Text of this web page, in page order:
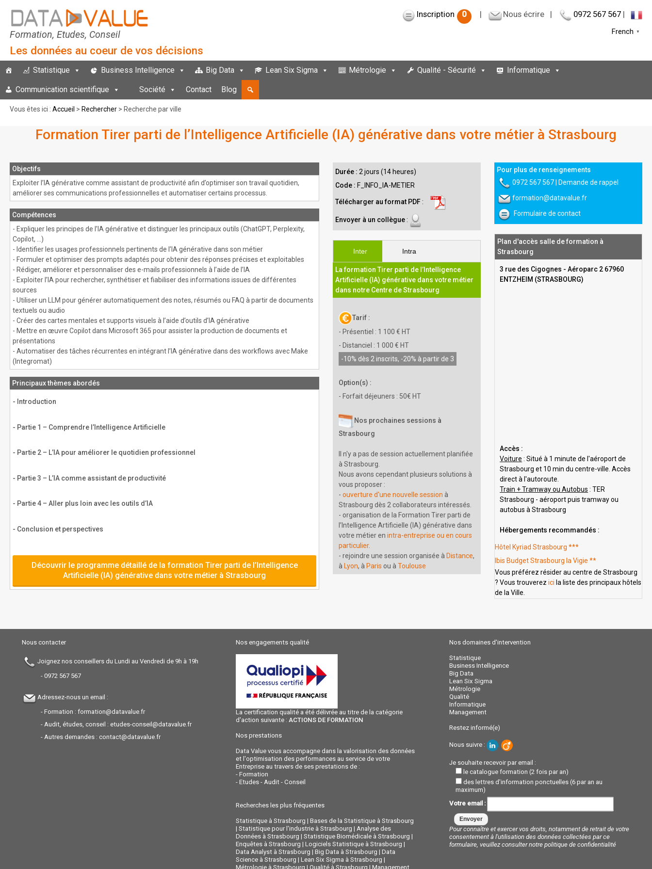
Formation, Etudes, Conseil
Les données au coeur de vos décisions
Inscription 0 | Nous écrire | 0972 567 567 |
French ▼
Statistique Business Intelligence Big Data Lean Six Sigma Métrologie Qualité - Sécurité Informatique
Communication scientifique Société Contact Blog
Vous êtes ici : Accueil > Rechercher > Recherche par ville
Formation Tirer parti de l’Intelligence Artificielle (IA) générative dans votre métier à Strasbourg
Objectifs
Exploiter l’IA générative comme assistant de productivité afin d’optimiser son travail quotidien,
améliorer ses communications professionnelles et automatiser certains processus.
Compétences
- Expliquer les principes de l’IA générative et distinguer les principaux outils (ChatGPT, Perplexity,
Copilot, ...)
- Identifier les usages professionnels pertinents de l’IA générative dans son métier
- Formuler et optimiser des prompts adaptés pour obtenir des réponses précises et exploitables
- Rédiger, améliorer et personnaliser des e-mails professionnels à l’aide de l’IA
- Exploiter l’IA pour rechercher, synthétiser et fiabiliser des informations issues de différentes
sources
- Utiliser un LLM pour générer automatiquement des notes, résumés ou FAQ à partir de documents
textuels ou audio
- Créer des cartes mentales et supports visuels à l’aide d’outils d’IA générative
- Mettre en œuvre Copilot dans Microsoft 365 pour assister la production de documents et
présentations
- Automatiser des tâches récurrentes en intégrant l’IA générative dans des workflows avec Make
(Integromat)
Principaux thèmes abordés
- Introduction
- Partie 1 – Comprendre l’Intelligence Artificielle
- Partie 2 – L’IA pour améliorer le quotidien professionnel
- Partie 3 – L’IA comme assistant de productivité
- Partie 4 – Aller plus loin avec les outils d’IA
- Conclusion et perspectives
Découvrir le programme détaillé de la formation Tirer parti de l’Intelligence
Artificielle (IA) générative dans votre métier à Strasbourg
Durée : 2 jours (14 heures)
Code : F_INFO_IA-METIER
Télécharger au format PDF:
Envoyer à un collègue:
Inter Intra
La formation Tirer parti de l’Intelligence
Artificielle (IA) générative dans votre métier
dans notre Centre de Strasbourg
Tarif :
- Présentiel : 1 100 € HT
- Distanciel : 1 000 € HT
-10% dès 2 inscrits, -20% à partir de 3
Option(s) :
- Forfait déjeuners : 50€ HT
Nos prochaines sessions à
Strasbourg
Il n'y a pas de session actuellement planifiée
à Strasbourg.
Nous avons cependant plusieurs solutions à
vous proposer :
- ouverture d'une nouvelle session à
Strasbourg dès 2 collaborateurs intéressés.
- organisation de la Formation Tirer parti de
l’Intelligence Artificielle (IA) générative dans
votre métier en intra-entreprise ou en cours
particulier.
- rejoindre une session organisée à Distance,
à Lyon, à Paris ou àToulouse
Pour plus de renseignements
0972 567 567|
Demande de rappel
formation@datavalue.fr
Formulaire de contact
Plan d'accès salle de formation à
Strasbourg
3 rue des Cigognes - Aéroparc 2 67960
ENTZHEIM (STRASBOURG)
Accès :
Voiture : Situé à 1 minute de l'aéroport de
Strasbourg et 10 min du centre-ville. Accès
direct à l'autoroute.
Train + Tramway ou Autobus : TER
Strasbourg - aéroport puis tramway ou
autobus à Strasbourg
Hébergements recommandés :
Hôtel Kyriad Strasbourg ***
Ibis Budget Strasbourg la Vigie **
Vous préférez résider au centre de Strasbourg
? Vous trouverezici la liste des principaux hôtels
de la Ville.
Nous contacter
Joignez nos conseillers du Lundi au Vendredi de 9h à 19h
- 0972 567 567
Adressez-nous un email :
- Formation : formation@datavalue.fr
- Audit, études, conseil : etudes-conseil@datavalue.fr
- Autres demandes : contact@datavalue.fr
Nos engagements qualité
La certification qualité a été délivrée au titre de la catégorie
d'action suivante : ACTIONS DE FORMATION
Nos prestations
Data Value vous accompagne dans la valorisation des données
et l'optimisation des performances au service de votre
Entreprise au travers de ses prestations de :
- Formation
- Etudes - Audit - Conseil
Recherches les plus fréquentes
Statistique à Strasbourg | Bases de la Statistique à Strasbourg
| Statistique pour l'industrie à Strasbourg | Analyse des
Données à Strasbourg | Statistique Biomédicale à Strasbourg |
Enquêtes à Strasbourg | Logiciels Statistique à Strasbourg |
Data Analyst à Strasbourg | Big Data à Strasbourg | Data
Science à Strasbourg | Lean Six Sigma à Strasbourg |
Métrologie à Strasbourg | Qualité à Strasbourg | Management
Nos domaines d'intervention
Statistique
Business Intelligence
Big Data
Lean Six Sigma
Métrologie
Qualité
Informatique
Management
Restez informé(e)
Nous suivre :
Je souhaite recevoir par email :
le catalogue formation (2 fois par an)
des lettres d'information ponctuelles (6 par an au
maximum)
Votre email :
Pour connaître et exercer vos droits, notamment de retrait de votre
consentement à l'utilisation des données collectées par ce
formulaire, veuillez consulter notre politique de confidentialité